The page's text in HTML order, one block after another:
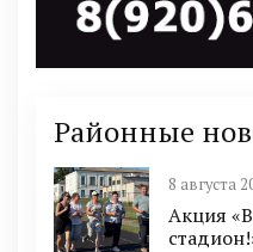
Районные
8 августа
Акция